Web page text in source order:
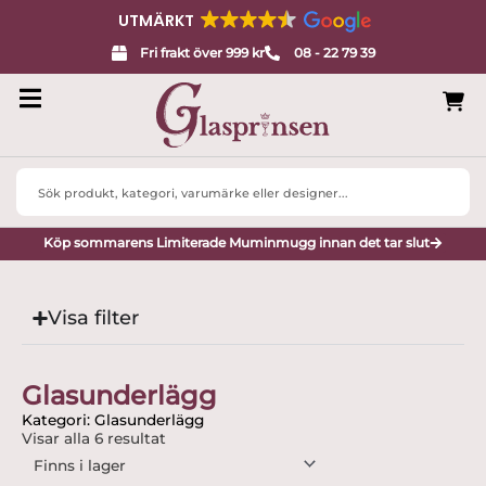
UTMÄRKT
Fri frakt över 999 kr 08 - 22 79 39
Search
Köp sommarens Limiterade Muminmugg innan det tar slut
Visa filter
Glasunderlägg
Kategori: Glasunderlägg
Visar alla 6 resultat